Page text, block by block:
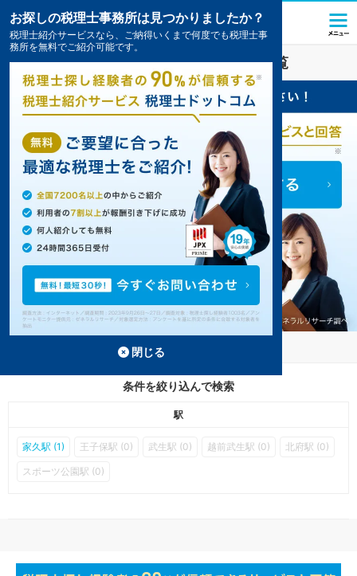
越前の顧問税理士のおすすめ事務所の一覧
越前の顧問税理士事務所の検索結果です。
条件を絞り込んで検索
駅
家久駅 (1) 王子保駅 (0) 武生駅 (0) 越前武生駅 (0) 北府駅 (0)
スポーツ公園駅 (0)
お探しの税理士事務所は見つかりましたか？
税理士紹介サービスなら、ご納得いくまで何度でも税理士事
務所を無料でご紹介可能です。
閉じる